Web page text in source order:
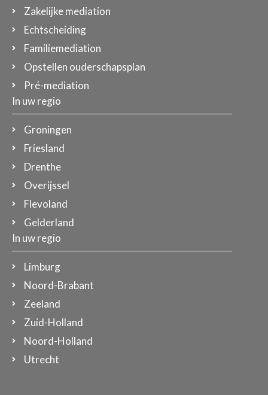
Zakelijke mediation
Echtscheiding
Familiemediation
Opstellen ouderschapsplan
Pré-mediation
In uw regio
Groningen
Friesland
Drenthe
Overijssel
Flevoland
Gelderland
In uw regio
Limburg
Noord-Brabant
Zeeland
Zuid-Holland
Noord-Holland
Utrecht